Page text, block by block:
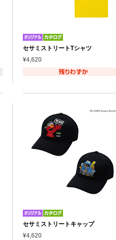
セサミストリートTシャツ
¥4,620
セサミストリートキャップ
¥4,620